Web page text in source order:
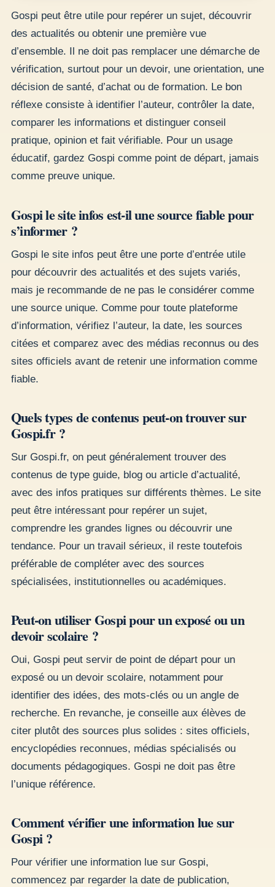
Gospi peut être utile pour repérer un sujet, découvrir
des actualités ou obtenir une première vue
d’ensemble. Il ne doit pas remplacer une démarche de
vérification, surtout pour un devoir, une orientation, une
décision de santé, d’achat ou de formation. Le bon
réflexe consiste à identifier l’auteur, contrôler la date,
comparer les informations et distinguer conseil
pratique, opinion et fait vérifiable. Pour un usage
éducatif, gardez Gospi comme point de départ, jamais
comme preuve unique.
Gospi le site infos est-il une source fiable pour
s’informer ?
Gospi le site infos peut être une porte d’entrée utile
pour découvrir des actualités et des sujets variés,
mais je recommande de ne pas le considérer comme
une source unique. Comme pour toute plateforme
d’information, vérifiez l’auteur, la date, les sources
citées et comparez avec des médias reconnus ou des
sites officiels avant de retenir une information comme
fiable.
Quels types de contenus peut-on trouver sur
Gospi.fr ?
Sur Gospi.fr, on peut généralement trouver des
contenus de type guide, blog ou article d’actualité,
avec des infos pratiques sur différents thèmes. Le site
peut être intéressant pour repérer un sujet,
comprendre les grandes lignes ou découvrir une
tendance. Pour un travail sérieux, il reste toutefois
préférable de compléter avec des sources
spécialisées, institutionnelles ou académiques.
Peut-on utiliser Gospi pour un exposé ou un
devoir scolaire ?
Oui, Gospi peut servir de point de départ pour un
exposé ou un devoir scolaire, notamment pour
identifier des idées, des mots-clés ou un angle de
recherche. En revanche, je conseille aux élèves de
citer plutôt des sources plus solides : sites officiels,
encyclopédies reconnues, médias spécialisés ou
documents pédagogiques. Gospi ne doit pas être
l’unique référence.
Comment vérifier une information lue sur
Gospi ?
Pour vérifier une information lue sur Gospi,
commencez par regarder la date de publication,